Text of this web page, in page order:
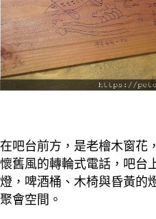
在吧台前方，是老檜木窗花
懷舊風的轉輪式電話，吧台
燈，啤酒桶、木椅與昏黃的
聚會空間。